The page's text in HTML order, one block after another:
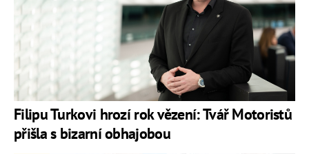
Filipu Turkovi hrozí rok vězení: Tvář Motoristů
přišla s bizarní obhajobou